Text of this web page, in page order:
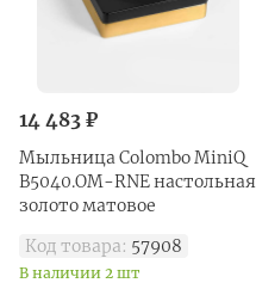
14 483 ₽
Мыльница Colombo MiniQ
B5040.OM-RNE настольная
золото матовое
Код товара: 57908
В наличии 2 шт